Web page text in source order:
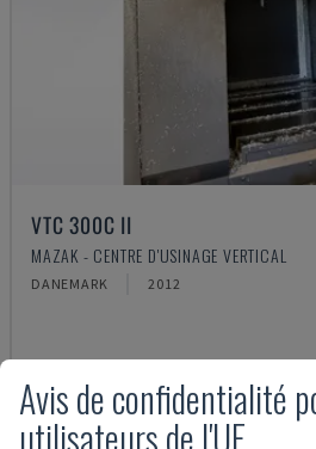
VTC 300C II
MAZAK - CENTRE D'USINAGE VERTICAL
DANEMARK 2012
Avis de confidentialité
utilisateurs de l'UE